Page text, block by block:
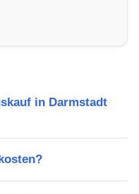
in Darmstadt:
Schulen,
in Darmstadt